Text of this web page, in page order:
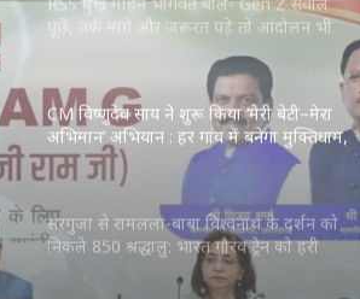
करे, लेकिन देश को बांटने के लिए नहीं
CM विष्णुदेव साय ने शुरू किया ‘मेरी बेटी–मेरा
अभिमान’ अभियान : हर गांव में बनेगा मुक्तिधाम,
स्कूलों में बालिकाओं के लिए शौचालय; 6,855
करोड़ से बदलेगी तस्वीर
सरगुजा से रामलला-बाबा विश्वनाथ के दर्शन को
निकले 850 श्रद्धालु: भारत गौरव ट्रेन को हरी
झंडी, बुजुर्ग बोले—‘सपना हुआ साकार’